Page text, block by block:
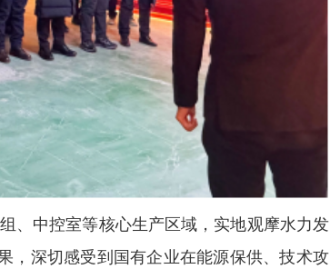
、中控室等核心生产区域，实地观摩水力发
，深切感受到国有企业在能源保供、技术攻